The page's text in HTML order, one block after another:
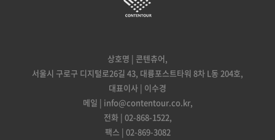
상호명 | 콘텐츄어,
서울시 구로구 디지털로26길 43, 대륭포스트타워 8차 L동 204호,
대표이사 | 이수경
메일 | info@contentour.co.kr,
전화 | 02-868-1522,
팩스 | 02-869-3082